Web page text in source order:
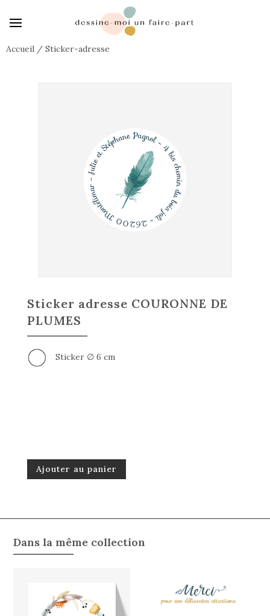
Accueil / Sticker-adresse
Sticker adresse COURONNE DE
PLUMES
Sticker ∅ 6 cm
Ajouter au panier
Dans la même collection